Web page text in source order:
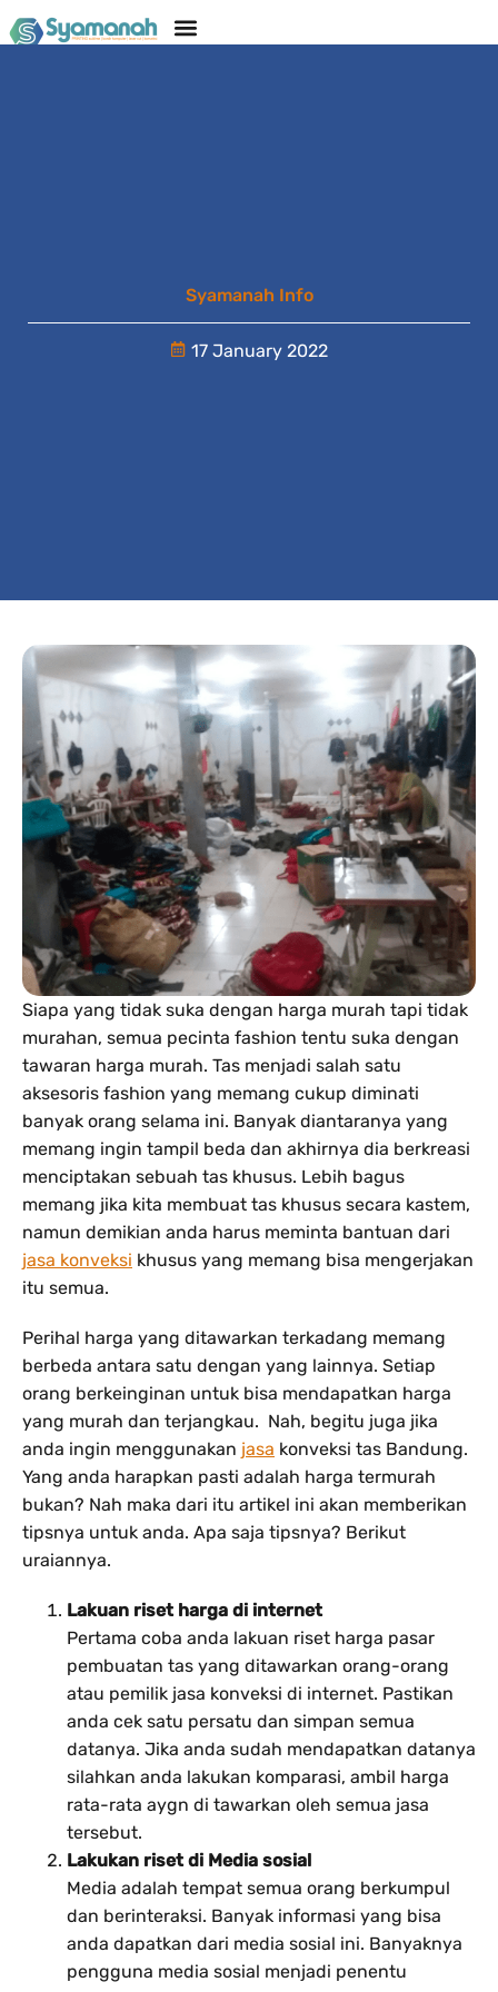
Syamanah Info
17 January 2022
Siapa yang tidak suka dengan harga murah tapi tidak
murahan, semua pecinta fashion tentu suka dengan
tawaran harga murah. Tas menjadi salah satu
aksesoris fashion yang memang cukup diminati
banyak orang selama ini. Banyak diantaranya yang
memang ingin tampil beda dan akhirnya dia berkreasi
menciptakan sebuah tas khusus. Lebih bagus
memang jika kita membuat tas khusus secara kastem,
namun demikian anda harus meminta bantuan dari
jasa konveksi khusus yang memang bisa mengerjakan
itu semua.
Perihal harga yang ditawarkan terkadang memang
berbeda antara satu dengan yang lainnya. Setiap
orang berkeinginan untuk bisa mendapatkan harga
yang murah dan terjangkau. Nah, begitu juga jika
anda ingin menggunakan jasa konveksi tas Bandung.
Yang anda harapkan pasti adalah harga termurah
bukan? Nah maka dari itu artikel ini akan memberikan
tipsnya untuk anda. Apa saja tipsnya? Berikut
uraiannya.
Lakuan riset harga di internet
Pertama coba anda lakuan riset harga pasar
pembuatan tas yang ditawarkan orang-orang
atau pemilik jasa konveksi di internet. Pastikan
anda cek satu persatu dan simpan semua
datanya. Jika anda sudah mendapatkan datanya
silahkan anda lakukan komparasi, ambil harga
rata-rata aygn di tawarkan oleh semua jasa
tersebut.
Lakukan riset di Media sosial
Media adalah tempat semua orang berkumpul
dan berinteraksi. Banyak informasi yang bisa
anda dapatkan dari media sosial ini. Banyaknya
pengguna media sosial menjadi penentu